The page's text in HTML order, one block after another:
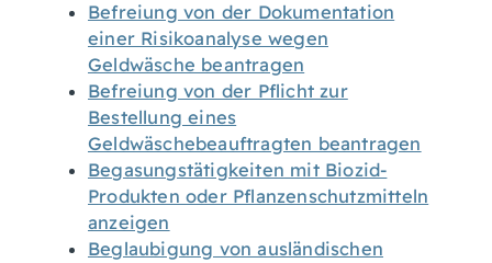
Befreiung von der Dokumentation
einer Risikoanalyse wegen
Geldwäsche beantragen
Befreiung von der Pflicht zur
Bestellung eines
Geldwäschebeauftragten beantragen
Begasungstätigkeiten mit Biozid-
Produkten oder Pflanzenschutzmitteln
anzeigen
Beglaubigung von ausländischen